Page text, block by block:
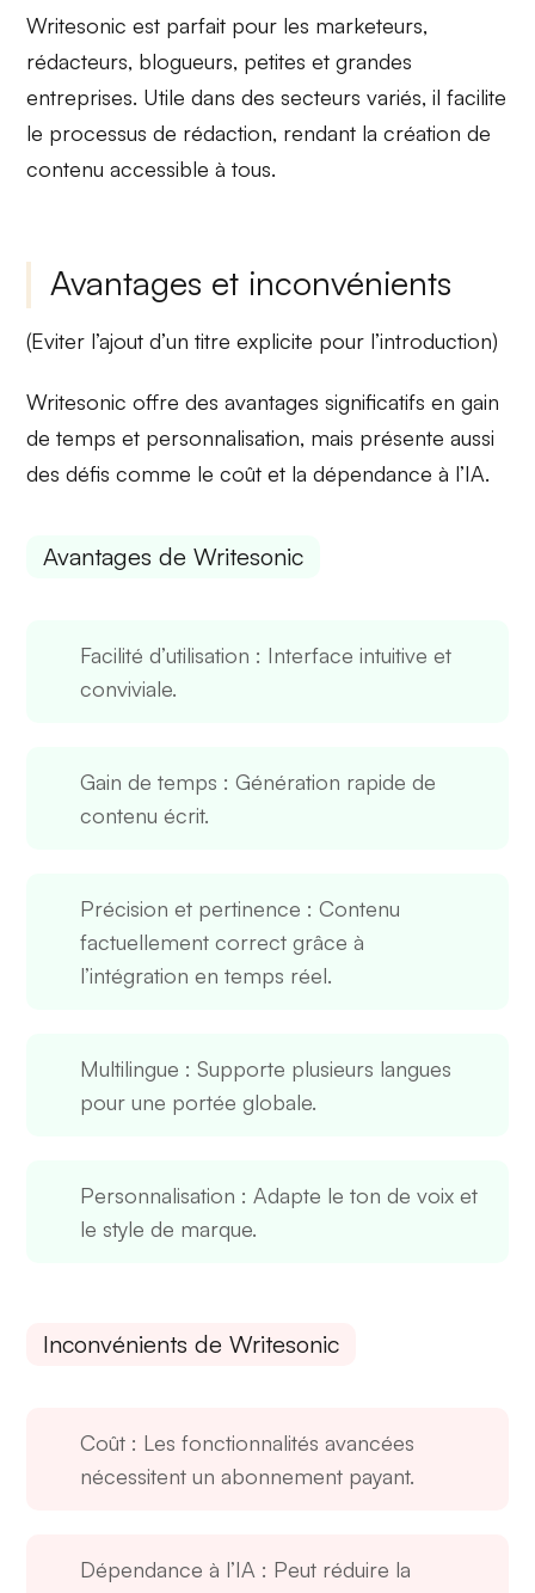
Writesonic est parfait pour les marketeurs,
rédacteurs, blogueurs, petites et grandes
entreprises. Utile dans des secteurs variés, ilfacilite
le processus de rédaction, rendant la création de
contenu accessible à tous.
Avantages et inconvénients
(Eviter l’ajout d’un titre explicite pour l’introduction)
Writesonic offre des avantages significatifs engain
de temps et personnalisation, mais présente aussi
des défis comme lecoût et ladépendance à l’IA.
Avantages de Writesonic
Facilité d’utilisation : Interface intuitive et
conviviale.
Gain de temps : Génération rapide de
contenu écrit.
Précision et pertinence : Contenu
factuellement correct grâce à
l’intégration en temps réel.
Multilingue : Supporte plusieurs langues
pour une portée globale.
Personnalisation : Adapte le ton de voix et
le style de marque.
Inconvénients de Writesonic
Coût : Les fonctionnalités avancées
nécessitent un abonnement payant.
Dépendance à l’IA : Peut réduire la